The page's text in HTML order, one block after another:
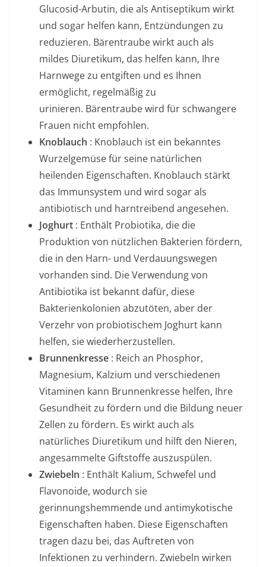
Glucosid-Arbutin, die als Antiseptikum wirkt
und sogar helfen kann, Entzündungen zu
reduzieren. Bärentraube wirkt auch als
mildes Diuretikum, das helfen kann, Ihre
Harnwege zu entgiften und es Ihnen
ermöglicht, regelmäßig zu
urinieren. Bärentraube wird für schwangere
Frauen nicht empfohlen.
Knoblauch : Knoblauch ist ein bekanntes
Wurzelgemüse für seine natürlichen
heilenden Eigenschaften. Knoblauch stärkt
das Immunsystem und wird sogar als
antibiotisch und harntreibend angesehen.
Joghurt : Enthält Probiotika, die die
Produktion von nützlichen Bakterien fördern,
die in den Harn- und Verdauungswegen
vorhanden sind. Die Verwendung von
Antibiotika ist bekannt dafür, diese
Bakterienkolonien abzutöten, aber der
Verzehr von probiotischem Joghurt kann
helfen, sie wiederherzustellen.
Brunnenkresse : Reich an Phosphor,
Magnesium, Kalzium und verschiedenen
Vitaminen kann Brunnenkresse helfen, Ihre
Gesundheit zu fördern und die Bildung neuer
Zellen zu fördern. Es wirkt auch als
natürliches Diuretikum und hilft den Nieren,
angesammelte Giftstoffe auszuspülen.
Zwiebeln : Enthält Kalium, Schwefel und
Flavonoide, wodurch sie
gerinnungshemmende und antimykotische
Eigenschaften haben. Diese Eigenschaften
tragen dazu bei, das Auftreten von
Infektionen zu verhindern. Zwiebeln wirken